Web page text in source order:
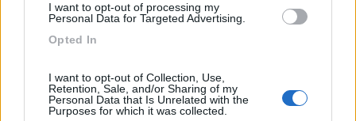
I want to opt-out of processing my
Personal Data for Targeted Advertising.
Opted In
I want to opt-out of Collection, Use,
Retention, Sale, and/or Sharing of my
Personal Data that Is Unrelated with the
Purposes for which it was collected.